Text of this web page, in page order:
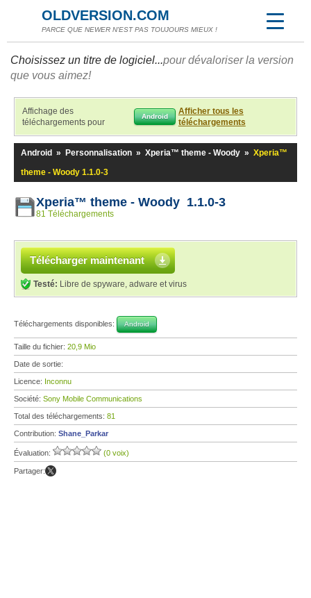
OLDVERSION.COM
PARCE QUE NEWER N'EST PAS TOUJOURS MIEUX !
Choisissez un titre de logiciel...pour dévaloriser la version
que vous aimez!
Affichage des
téléchargements pour
Android
Afficher tous les
téléchargements
Android » Personnalisation » Xperia™ theme - Woody » Xperia™
theme - Woody 1.1.0-3
Xperia™ theme - Woody 1.1.0-3
81 Téléchargements
Télécharger maintenant
Testé: Libre de spyware, adware et virus
Téléchargements disponibles: Android
Taille du fichier: 20,9 Mio
Date de sortie:
Licence: Inconnu
Société: Sony Mobile Communications
Total des téléchargements: 81
Contribution: Shane_Parkar
Évaluation: (0 voix)
Partager: